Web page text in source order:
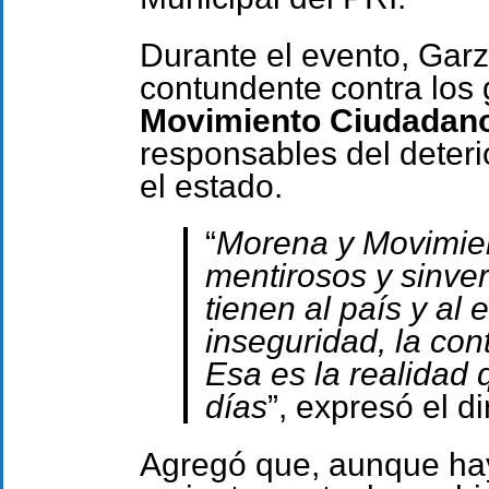
Durante el evento,
contundente contra
Movimiento
responsables del
el estado.
“Morena y
mentirosos y
tienen al país y al
inseguridad, la
Esa es la realidad
días”, expresó el
Agregó que, aunque